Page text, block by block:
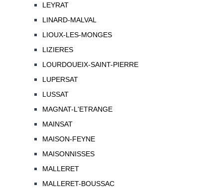
LEYRAT
LINARD-MALVAL
LIOUX-LES-MONGES
LIZIERES
LOURDOUEIX-SAINT-PIERRE
LUPERSAT
LUSSAT
MAGNAT-L'ETRANGE
MAINSAT
MAISON-FEYNE
MAISONNISSES
MALLERET
MALLERET-BOUSSAC